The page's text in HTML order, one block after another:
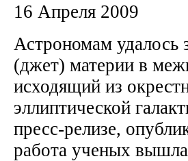
16 Апреля 2009
Астрономам
(джет) материи в
исходящий из
эллиптической
пресс-релизе,
работа ученых